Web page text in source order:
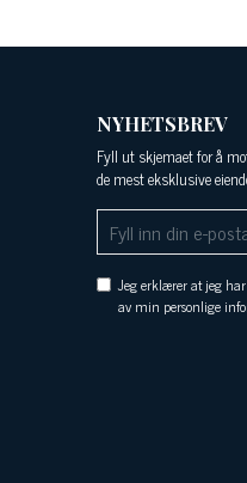
NYHETSBREV
Fyll ut skjemaet for å
de mest eksklusive
Jeg erklærer at jeg
av min personlige